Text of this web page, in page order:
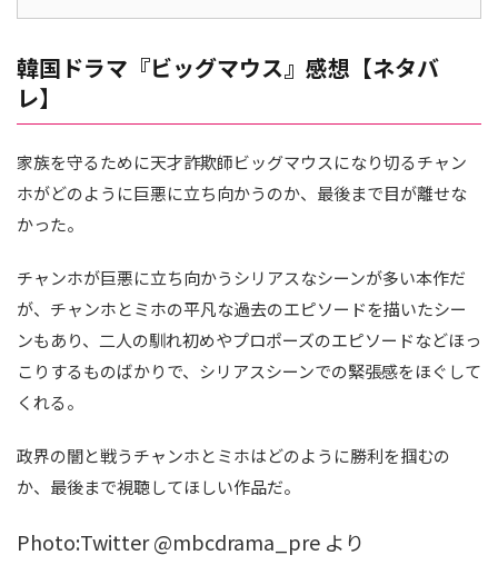
韓国ドラマ『ビッグマウス』感想【ネタバ
レ】
家族を守るために天才詐欺師ビッグマウスになり切るチャン
ホがどのように巨悪に立ち向かうのか、最後まで目が離せな
かった。
チャンホが巨悪に立ち向かうシリアスなシーンが多い本作だ
が、チャンホとミホの平凡な過去のエピソードを描いたシー
ンもあり、二人の馴れ初めやプロポーズのエピソードなどほっ
こりするものばかりで、シリアスシーンでの緊張感をほぐして
くれる。
政界の闇と戦うチャンホとミホはどのように勝利を掴むの
か、最後まで視聴してほしい作品だ。
Photo:Twitter @mbcdrama_pre より